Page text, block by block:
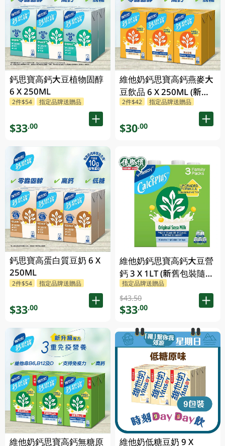
鈣思寶高鈣大豆植物固醇
6 X 250ML
2件$54 指定品牌送贈品
$33.00
鈣思寶高蛋白質豆奶 6 X
250ML
2件$54 指定品牌送贈品
$33.00
維他奶鈣思寶高鈣無糖原
維他奶鈣思寶高鈣燕麥大
豆飲品 6 X 250ML (新舊
包裝隨機發貨)
2件$42 指定品牌送贈品
$30.00
維他奶鈣思寶高鈣大豆營
鈣 3 X 1LT (新舊包裝隨機
發貨)
指定品牌送贈品
$43.50
$33.00
維他奶低糖豆奶 9 X